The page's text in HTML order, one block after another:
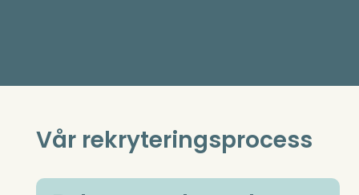
Vår rekryteringsprocess